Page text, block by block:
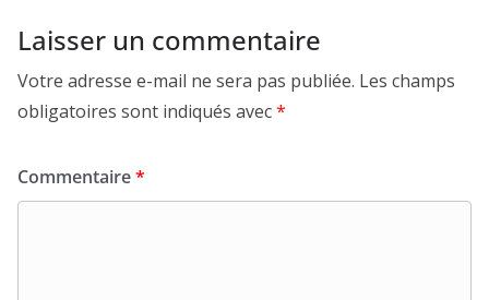
Laisser un commentaire
Votre adresse e-mail ne sera pas publiée. Les champs
obligatoires sont indiqués avec*
Commentaire*